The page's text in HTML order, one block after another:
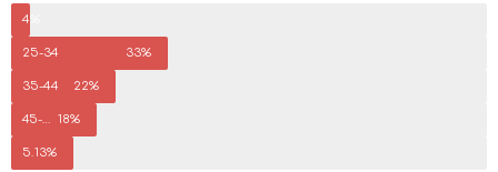
18-24
4%
25-34 33%
35-44 22%
18%
55-6413%